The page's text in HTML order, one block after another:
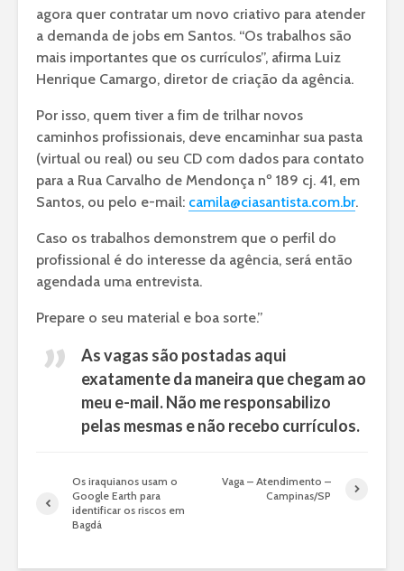
agora quer contratar um novo criativo para atender
a demanda de jobs em Santos. “Os trabalhos são
mais importantes que os currículos”, afirma Luiz
Henrique Camargo, diretor de criação da agência.
Por isso, quem tiver a fim de trilhar novos
caminhos profissionais, deve encaminhar sua pasta
(virtual ou real) ou seu CD com dados para contato
para a Rua Carvalho de Mendonça nº 189 cj. 41, em
Santos, ou pelo e-mail: camila@ciasantista.com.br.
Caso os trabalhos demonstrem que o perfil do
profissional é do interesse da agência, será então
agendada uma entrevista.
Prepare o seu material e boa sorte.”
As vagas são postadas aqui
exatamente da maneira que chegam ao
meu e-mail. Não me responsabilizo
pelas mesmas e não recebo currículos.
Os iraquianos usam o
Google Earth para
identificar os riscos em
Bagdá
Vaga – Atendimento –
Campinas/SP